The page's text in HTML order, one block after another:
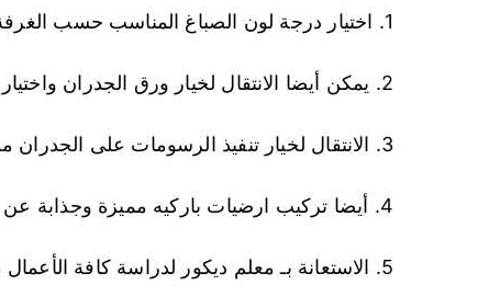
1. اختيار درجة لون الصباغ المناسب حسب الغرفة ( غرفة جلوس – غرف اطفال – غرفة ضيوف …)
2. يمكن أيضا الانتقال لخيار ورق الجدران واختيار مجموعة من الألوان العصرية المتناسقة والدارجة.
3. الانتقال لخيار تنفيذ الرسومات على الجدران من بين رسومات جاهزة أو حسب طلب العميل.
4. أيضا تركيب ارضيات باركيه مميزة وجذابة عن طريق افضل عمال تركيب ارضيات .
5. الاستعانة بـ معلم ديكور لدراسة كافة الأعمال من طلاء و